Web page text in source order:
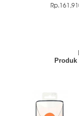
Produk